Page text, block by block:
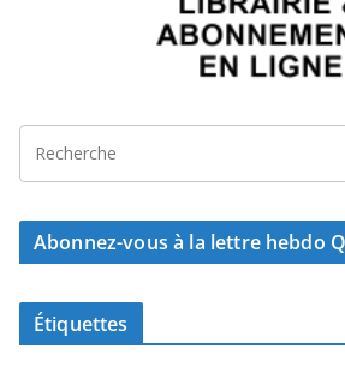
Abonnez-vous à la lettre hebdo
Étiquettes